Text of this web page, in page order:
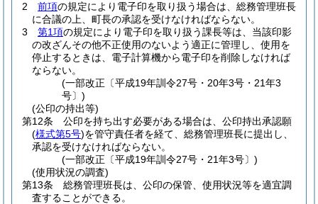
2
前項の規定により電子印を取り扱う場合は、総務管理班長
に合議の上、町長の承認を受けなければならない。
3
第1項の規定により電子印を取り扱う課長等は、当該印影
の改ざんその他不正使用のないよう適正に管理し、使用を
停止するときは、電子計算機から電子印を削除しなければ
ならない。
(一部改正〔平成19年訓令27号・20年3号・21年3
号〕)
(公印の持出等)
第12条
公印を持ち出す必要がある場合は、公印持出承認願
(様式第5号)を管守責任者を経て、総務管理班長に提出し、
承認を受けなければならない。
(一部改正〔平成19年訓令27号・21年3号〕)
(使用状況の調査)
第13条
総務管理班長は、公印の保管、使用状況等を適宜調
査することができる。